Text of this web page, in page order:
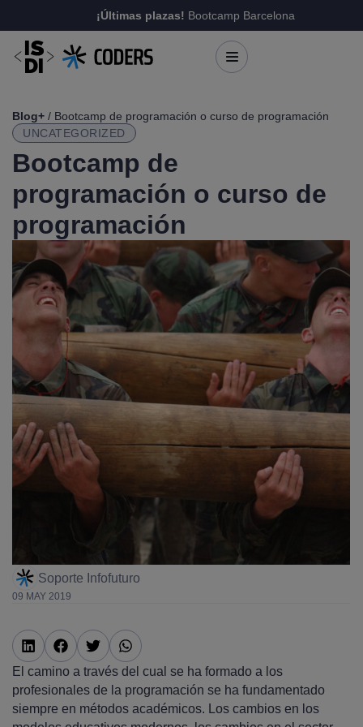
¡Últimas plazas! Bootcamp Barcelona
Blog+ / Bootcamp de programación o curso de programación
UNCATEGORIZED
Bootcamp de
programación o curso de
programación
Soporte Infofuturo
09 MAY 2019
El camino a través del cual se ha formado a los
profesionales de la programación se ha fundamentado
siempre en métodos académicos. Los cambios en los